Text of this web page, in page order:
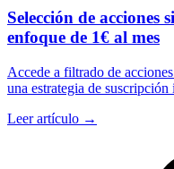
Selección de acciones
enfoque de 1€ al mes
Accede a filtrado de
una estrategia de suscripción
Leer artículo →